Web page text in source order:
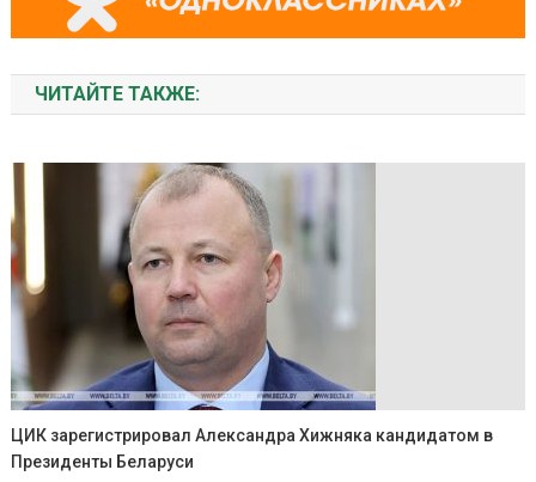
ЧИТАЙТЕ ТАКЖЕ:
ЦИК зарегистрировал Александра Хижняка кандидатом в
Президенты Беларуси